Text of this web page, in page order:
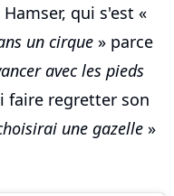
qui s'est «
un cirque » parce
avec les pieds
faire regretter son
une gazelle »